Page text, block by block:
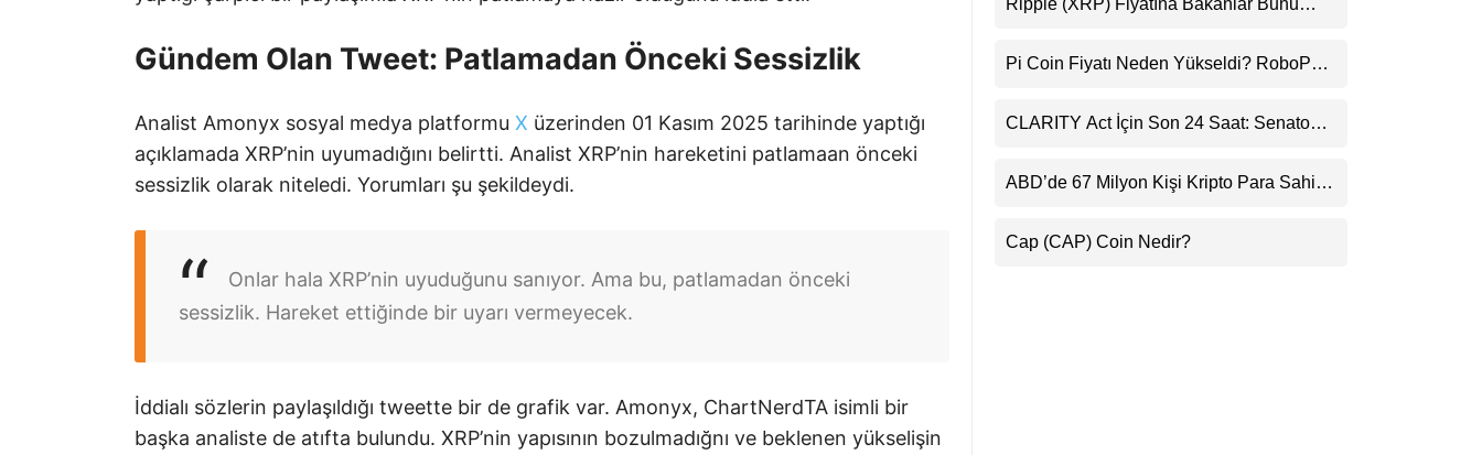
Gündem Olan Tweet: Patlamadan Önceki Sessizlik
Analist Amonyx sosyal medya platformu X üzerinden 01 Kasım 2025 tarihinde yaptığı
açıklamada XRP’nin uyumadığını belirtti. Analist XRP’nin hareketini patlamaan önceki
sessizlik olarak niteledi. Yorumları şu şekildeydi.
Onlar hala XRP’nin uyuduğunu sanıyor. Ama bu, patlamadan önceki
sessizlik. Hareket ettiğinde bir uyarı vermeyecek.
İddialı sözlerin paylaşıldığı tweette bir de grafik var. Amonyx, ChartNerdTA isimli bir
başka analiste de atıfta bulundu. XRP’nin yapısının bozulmadığnı ve beklenen yükselişin
Uyarı
Pi Coin Fiyatı Neden Yükseldi? RoboPay
Destekledi
CLARITY Act İçin Son 24 Saat: Senato
Beklentisini Bozabilir
ABD’de 67 Milyon Kişi Kripto Para Sahibi:
Cap (CAP) Coin Nedir?